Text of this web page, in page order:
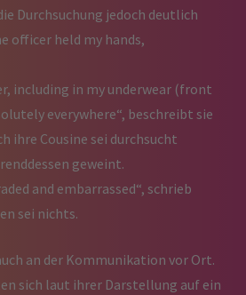
Durchsuchung jedoch deutlich
officer held my hands,
including in my underwear (front
everywhere“, beschreibt sie
ihre Cousine sei durchsucht
geweint.
and embarrassed“, schrieb
sei nichts.
an der Kommunikation vor Ort.
sich laut ihrer Darstellung auf ein